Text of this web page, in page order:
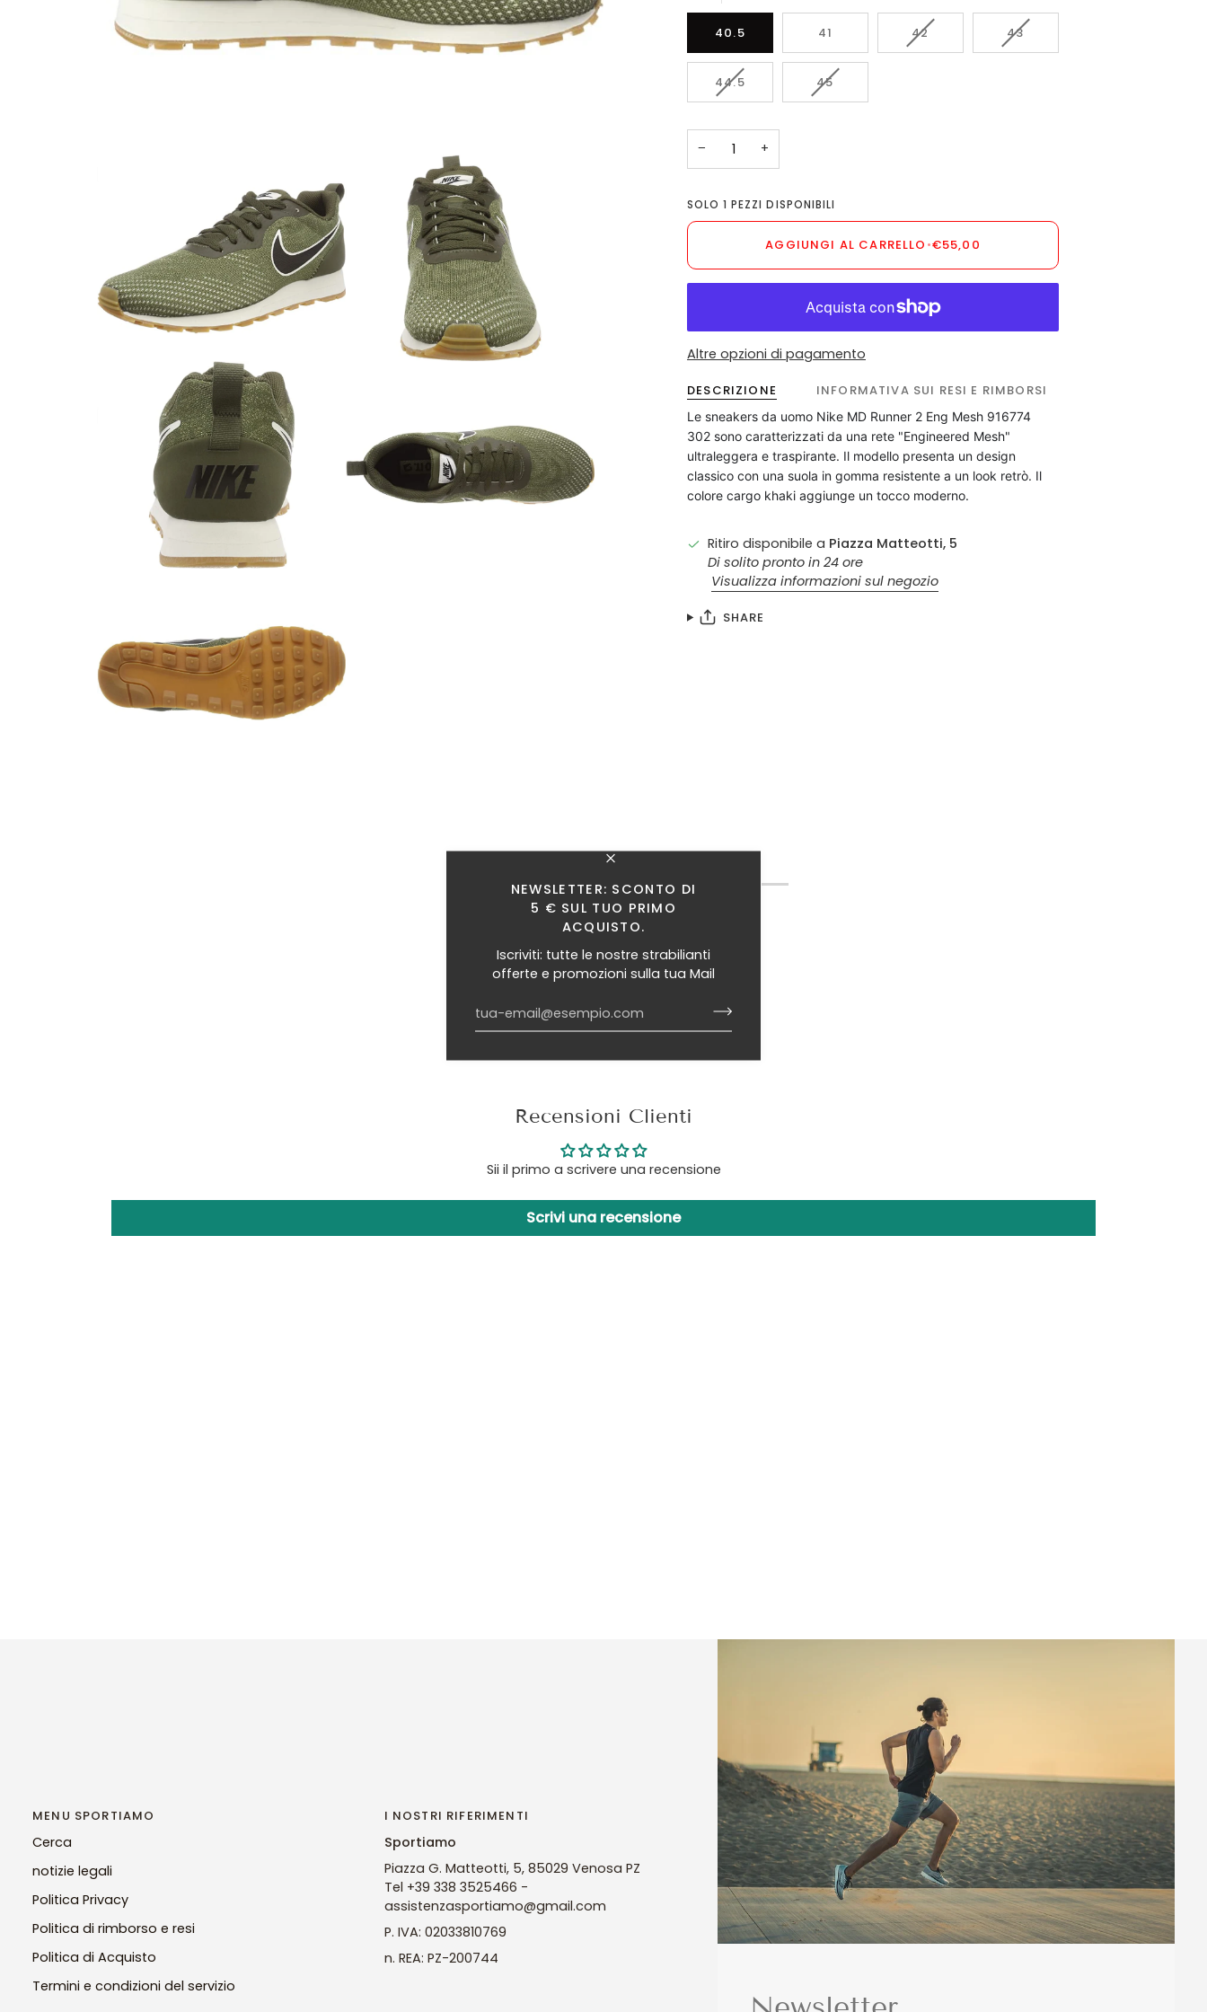
NEWSLETTER: SCONTO DI
5 € SUL TUO PRIMO
ACQUISTO.
Iscriviti: tutte le nostre strabilianti
offerte e promozioni sulla tua Mail
40.5 41 42VARIANTE
ESAURITA
43VARIANTE
ESAURITA
44.5VARIANTE
ESAURITA
NON
DISPONIBILE
45VARIANTE
ESAURITA
− +
SOLO1 PEZZI DISPONIBILI
AGGIUNGI AL CARRELLO •€55,00
Altre opzioni di pagamento
DESCRIZIONE INFORMATIVA SUI RESI E RIMBORSI
Le sneakers da uomo Nike MD Runner 2 Eng Mesh 916774
302 sono caratterizzati da una rete "Engineered Mesh"
ultraleggera e traspirante. Il modello presenta un design
classico con una suola in gomma resistente a un look retrò. Il
colore cargo khaki aggiunge un tocco moderno.
Ritiro disponibile a Piazza Matteotti, 5
Di solito pronto in 24 ore
Visualizza informazioni sul negozio
SHARE
TI INTERESSANO ANCHE QUESTI ARTICOLI?
Recensioni Clienti
Sii il primo a scrivere una recensione
Scrivi una recensione
MENU SPORTIAMO
Cerca
notizie legali
Politica Privacy
Politica di rimborso e resi
Politica di Acquisto
Termini e condizioni del servizio
I NOSTRI RIFERIMENTI
Sportiamo
Piazza G. Matteotti, 5, 85029 Venosa PZ
Tel +39 338 3525466 -
assistenzasportiamo@gmail.com
P. IVA: 02033810769
n. REA: PZ-200744